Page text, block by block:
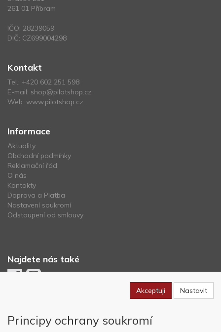
261 01 Příbram
IČO: 28239059
DIČ: CZ699004298
Kontakt
Tel.: +420 602 251 598
E-mail: shop@pilotshop.cz
Web: www.pilotshop.cz
Informace
Aktuality
Obchodní podmínky
Reklamační řád
O nás
Kontakty
Doprava a Platba
Nastavení soukromí
Odstoupení od smlouvy
Najdete nás také
Akceptuji Nastavit
Principy ochrany soukromí